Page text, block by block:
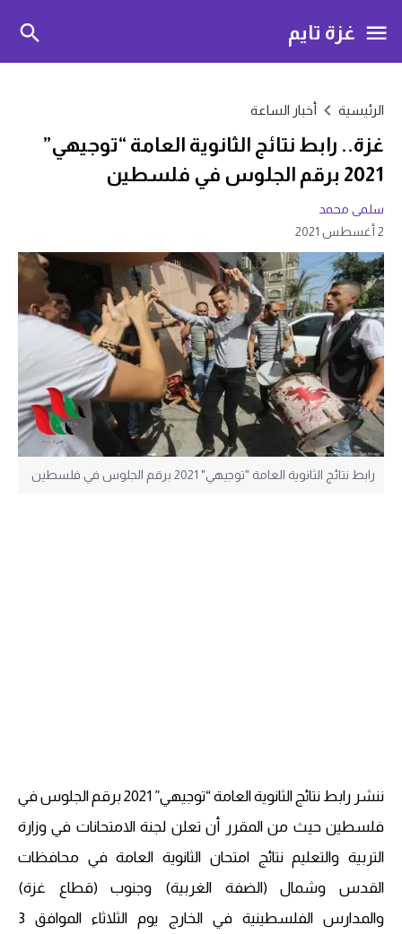
غزة تايم
الرئيسية أخبار الساعة
غزة.. رابط نتائج الثانوية العامة “توجيهي”
2021 برقم الجلوس في فلسطين
سلمى محمد
2 أغسطس 2021
رابط نتائج الثانوية العامة "توجيهي" 2021 برقم الجلوس في فلسطين
ننشر رابط نتائج الثانوية العامة “توجيهي” 2021 برقم الجلوس في
فلسطين حيث من المقرر أن تعلن لجنة الامتحانات في وزارة
التربية والتعليم نتائج امتحان الثانوية العامة في محافظات
القدس وشمال (الضفة الغربية) وجنوب (قطاع غزة)
والمدارس الفلسطينية في الخارج يوم الثلاثاء الموافق 3